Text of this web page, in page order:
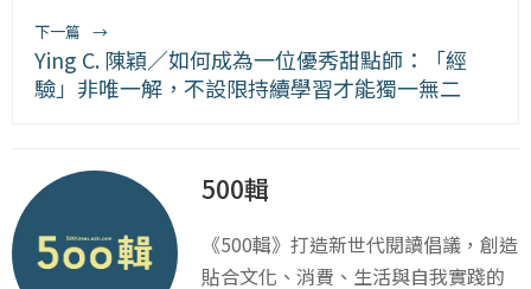
下一篇 →
Ying C. 陳穎／如何成為一位優秀甜點師：「經
驗」非唯一解，不設限持續學習才能獨一無二
500輯
《500輯》打造新世代閱讀倡議，創造
貼合文化、消費、生活與自我實踐的